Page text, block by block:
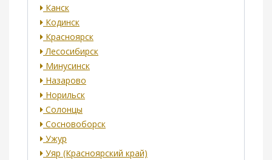
Канск
Кодинск
Красноярск
Лесосибирск
Минусинск
Назарово
Норильск
Солонцы
Сосновоборск
Ужур
Уяр (Красноярский край)